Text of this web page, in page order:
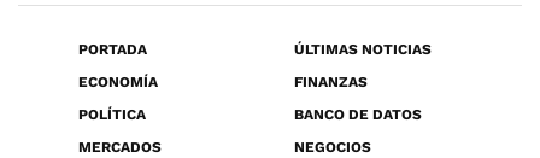
PORTADA
ÚLTIMAS NOTICIAS
ECONOMÍA
FINANZAS
POLÍTICA
BANCO DE DATOS
MERCADOS
NEGOCIOS